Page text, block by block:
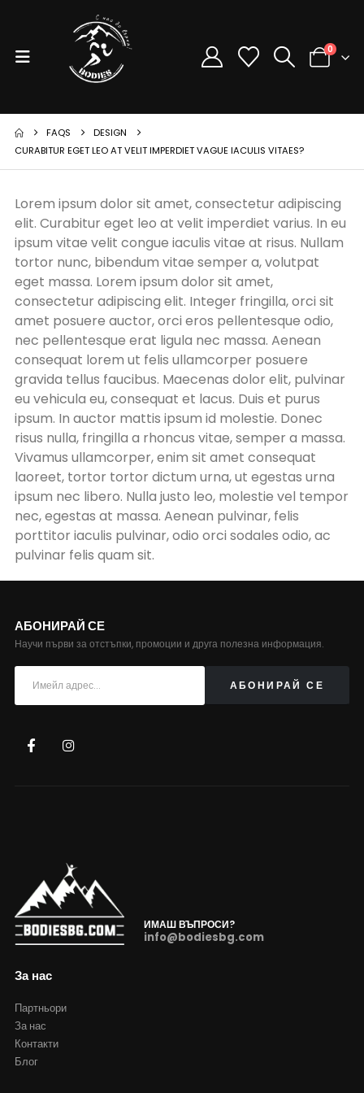
0
FAQS
DESIGN
CURABITUR EGET LEO AT VELIT IMPERDIET VAGUE IACULIS VITAES?
Lorem ipsum dolor sit amet, consectetur adipiscing
elit. Curabitur eget leo at velit imperdiet varius. In eu
ipsum vitae velit congue iaculis vitae at risus. Nullam
tortor nunc, bibendum vitae semper a, volutpat
eget massa. Lorem ipsum dolor sit amet,
consectetur adipiscing elit. Integer fringilla, orci sit
amet posuere auctor, orci eros pellentesque odio,
nec pellentesque erat ligula nec massa. Aenean
consequat lorem ut felis ullamcorper posuere
gravida tellus faucibus. Maecenas dolor elit, pulvinar
eu vehicula eu, consequat et lacus. Duis et purus
ipsum. In auctor mattis ipsum id molestie. Donec
risus nulla, fringilla a rhoncus vitae, semper a massa.
Vivamus ullamcorper, enim sit amet consequat
laoreet, tortor tortor dictum urna, ut egestas urna
ipsum nec libero. Nulla justo leo, molestie vel tempor
nec, egestas at massa. Aenean pulvinar, felis
porttitor iaculis pulvinar, odio orci sodales odio, ac
pulvinar felis quam sit.
АБОНИРАЙ СЕ
Научи първи за отстъпки, промоции и друга полезна информация.
ИМАШ ВЪПРОСИ?
info@bodiesbg.com
За нас
Партньори
За нас
Контакти
Блог